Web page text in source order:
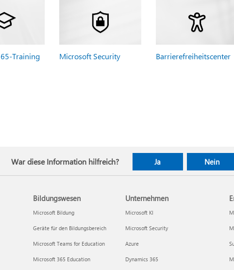
Training Microsoft Security Barrierefreiheitscenter
War diese Information hilfreich? Ja Nein
Bildungswesen
Microsoft Bildung
Geräte für den Bildungsbereich
Microsoft Teams for Education
Microsoft 365 Education
Unternehmen
Microsoft KI
Microsoft Security
Azure
Dynamics 365